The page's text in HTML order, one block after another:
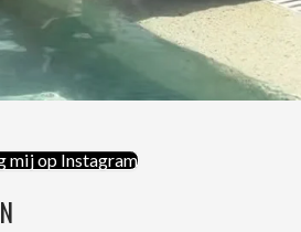
mij op Instagram